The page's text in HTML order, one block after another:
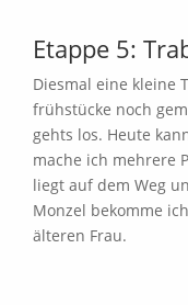
Etappe 5:
Diesmal eine kleine
frühstücke noch
gehts los. Heute
mache ich mehrere
liegt auf dem Weg
Monzel bekomme
älteren Frau.